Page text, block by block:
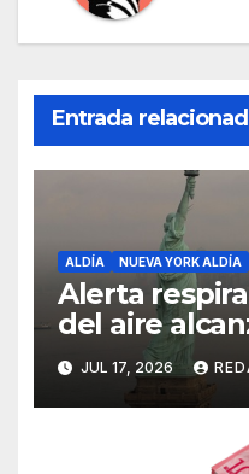
Entrada
ALDÍA NUEVA YORK ALDÍA
Alerta
del aire
peligrosos en
JUL 17, 2026